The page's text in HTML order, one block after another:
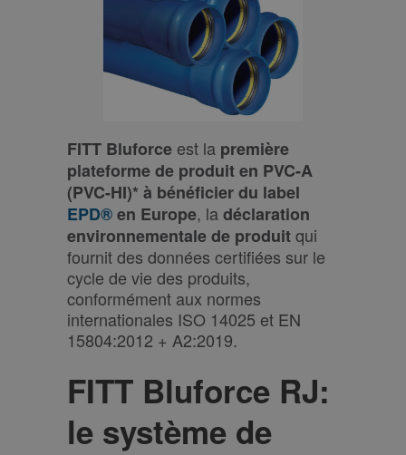
FITT Bluforce est la première
plateforme de produit en PVC-A
(PVC-HI)* à bénéficier du label
EPD®en Europe, ladéclaration
environnementale de produitqui
fournit des données certifiées sur le
cycle de vie des produits,
conformément aux normes
internationales ISO 14025 et EN
15804:2012 + A2:2019.
FITT Bluforce RJ:
le système de